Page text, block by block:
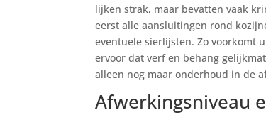
lijken strak, maar bevatten vaak
eerst alle aansluitingen rond
eventuele sierlijsten. Zo voorkomt
ervoor dat verf en behang
alleen nog maar onderhoud in de
Afwerkingsniveau